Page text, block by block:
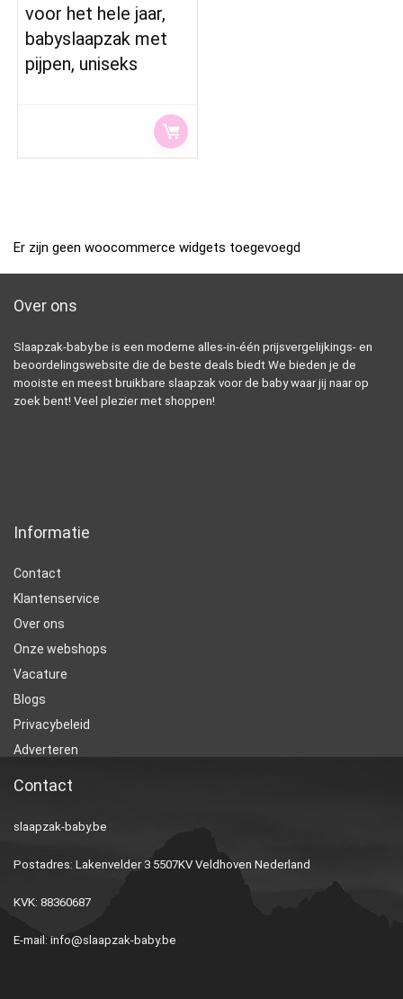
voor het hele jaar,
babyslaapzak met
pijpen, uniseks
Er zijn geen woocommerce widgets toegevoegd
Over ons
Slaapzak-baby.be is een moderne alles-in-één prijsvergelijkings- en
beoordelingswebsite die de beste deals biedt We bieden je de
mooiste en meest bruikbare slaapzak voor de baby waar jij naar op
zoek bent! Veel plezier met shoppen!
Informatie
Contact
Klantenservice
Over ons
Onze webshops
Vacature
Blogs
Privacybeleid
Adverteren
Contact
slaapzak-baby.be
Postadres: Lakenvelder 3 5507KV Veldhoven Nederland
KVK: 88360687
E-mail: info@slaapzak-baby.be